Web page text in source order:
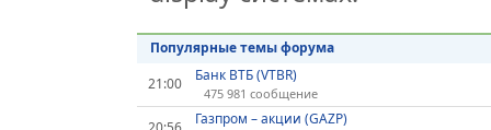
Популярные темы форума
21:00
Банк ВТБ (VTBR)
475 981 сообщение
Газпром – акции (GAZP)